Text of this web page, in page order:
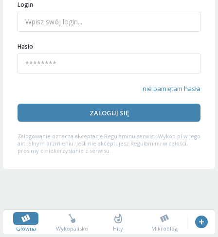
Login
Hasło
nie pamiętam hasła
ZALOGUJ SIĘ
Zalogowanie oznacza akceptację Regulaminu serwisu Wykop.pl w jego
aktualnym brzmieniu. Jeśli nie akceptujesz Regulaminu w całości,
prosimy o niekorzystanie z serwisu.
Główna Wykopalisko Hity Mikroblog